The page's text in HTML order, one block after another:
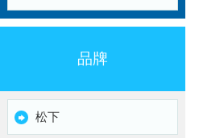
品牌
松下